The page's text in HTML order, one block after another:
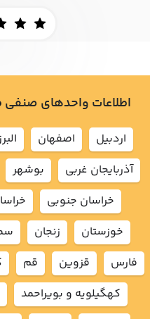
اطلاعات واحدهای
اردبيل اصفهان
آذربايجان غربي
بوشهر
خراسان جنوبي
خوزستان
زنجان
فارس
قزوين قم
كهگيلويه و بويراحمد